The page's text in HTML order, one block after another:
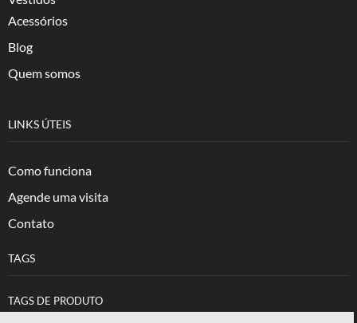
Acessórios
Blog
Quem somos
LINKS ÚTEIS
Como funciona
Agende uma visita
Contato
TAGS
TAGS DE PRODUTO